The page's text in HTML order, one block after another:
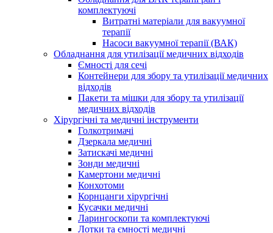
комплектуючі
Витратні матеріали для вакуумної
терапії
Насоси вакуумної терапії (ВАК)
Обладнання для утилізації медичних відходів
Ємності для сечі
Контейнери для збору та утилізації медичних
відходів
Пакети та мішки для збору та утилізації
медичних відходів
Хірургічні та медичні інструменти
Голкотримачі
Дзеркала медичні
Затискачі медичні
Зонди медичні
Камертони медичні
Конхотоми
Корнцанги хірургічні
Кусачки медичні
Ларингоскопи та комплектуючі
Лотки та ємності медичні